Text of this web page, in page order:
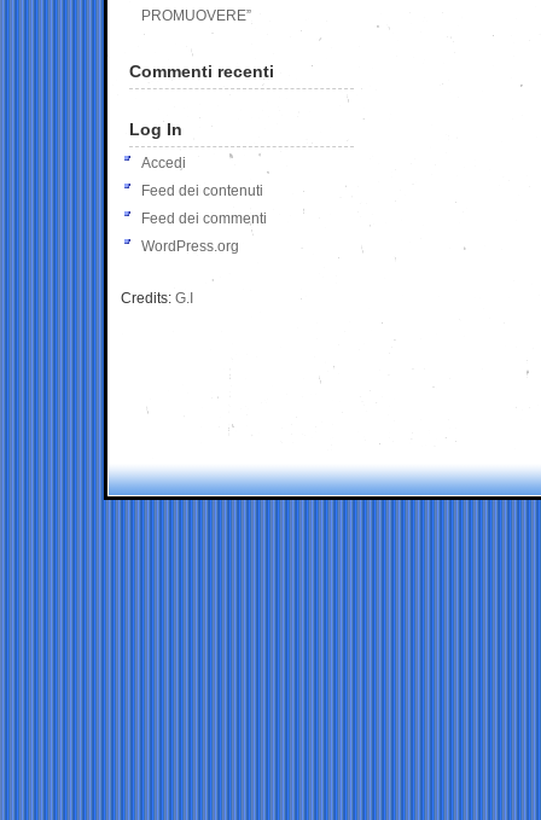
PROMUOVERE”
Commenti recenti
Log In
Accedi
Feed dei contenuti
Feed dei commenti
WordPress.org
Credits: G.I